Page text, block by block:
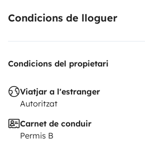
Condicions de lloguer
Condicions del propietari
Viatjar a l'estranger
Autoritzat
Carnet de conduir
Permis B